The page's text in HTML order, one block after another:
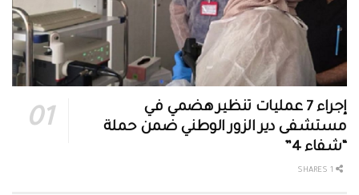
إجراء 7 عمليات تنظير هضمي في
مستشفى دير الزور الوطني ضمن حملة
“شفاء 4”